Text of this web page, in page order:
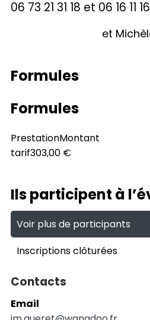
06 73 21 31 18 et 06 16 11
et
Formules
Formules
PrestationMontant
tarif303,00 €
Ils participent à
Voir plus de participants
Inscriptions clôturées
Contacts
Email